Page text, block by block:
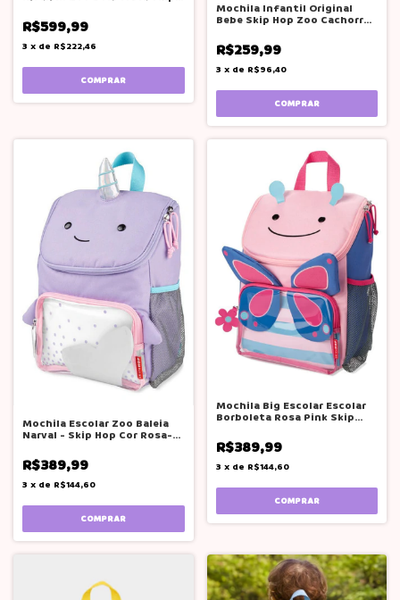
R$599,99
3 x de R$222,46
Mochila Infantil Original
Bebe Skip Hop Zoo Cachorro
R$259,99
3 x de R$96,40
Mochila Escolar Zoo Baleia
Narval - Skip Hop Cor Rosa-
R$389,99
3 x de R$144,60
Mochila Big Escolar Escolar
Borboleta Rosa Pink Skip
R$389,99
3 x de R$144,60